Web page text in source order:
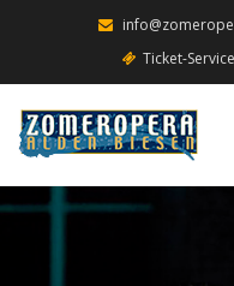
Ticket-Service